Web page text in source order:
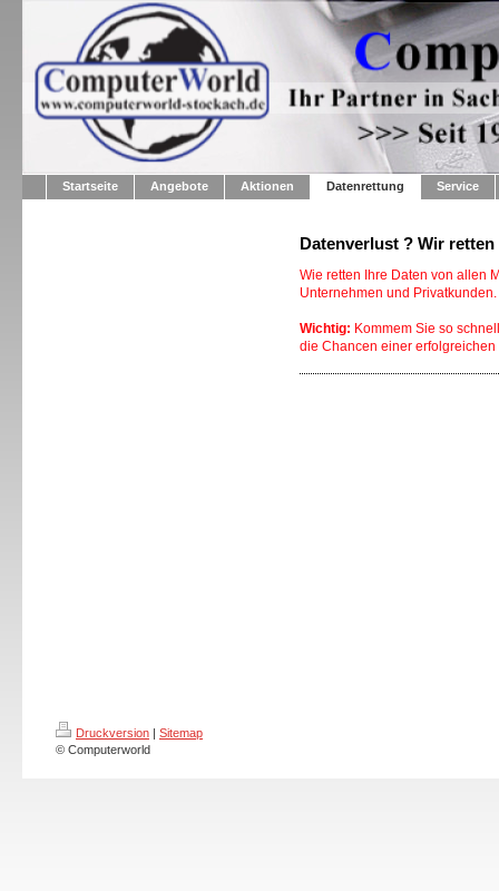
Startseite Angebote Aktionen Datenrettung Service
Datenverlust ? Wir retten
Wie retten Ihre Daten von allen
Unternehmen und Privatkunden.
Wichtig: Kommem Sie so
die Chancen einer erfolgreichen
Druckversion | Sitemap
© Computerworld